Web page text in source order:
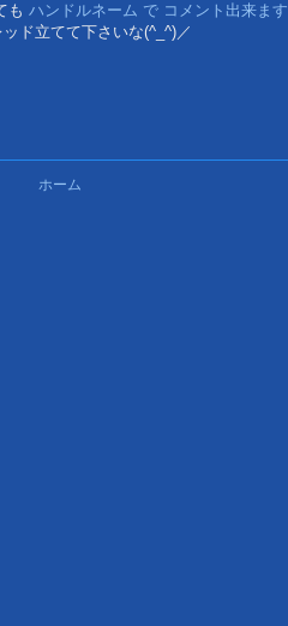
も ハンドルネーム で コメント出来ます
ド立てて下さいな(^_^)／
ホーム